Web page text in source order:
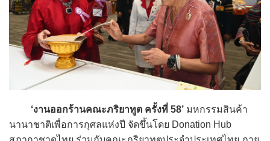
‘งานออกร้านคณะภริยาทูต ครั้งที่ 58’ มหกรรมสินค้า
นานาชาติเพื่อการกุศลแห่งปี จัดขึ้นโดย Donation Hub